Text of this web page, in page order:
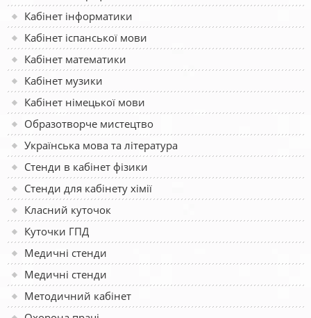
Кабінет інформатики
Кабінет іспанської мови
Кабінет математики
Кабінет музики
Кабінет німецької мови
Образотворче мистецтво
Українська мова та література
Стенди в кабінет фізики
Стенди для кабінету хімії
Класний куточок
Куточки ГПД
Медичні стенди
Медичні стенди
Методичний кабінет